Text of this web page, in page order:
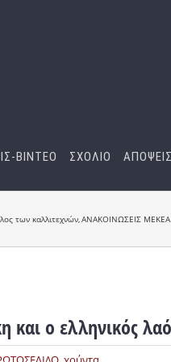
BINTEO ΣΧΟΛΙΟ ΑΠΟΨΕΙΣ
των καλλιτεχνών ΑΝΑΚΟΙΝΩΣΕΙΣ ΜΕΚΕΑ
ο ελληνικός